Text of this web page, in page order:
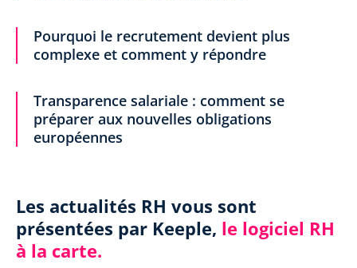
Pourquoi le recrutement devient plus
complexe et comment y répondre
Transparence salariale : comment se
préparer aux nouvelles obligations
européennes
Les actualités RH vous sont
présentées par Keeple, le logiciel RH
à la carte.